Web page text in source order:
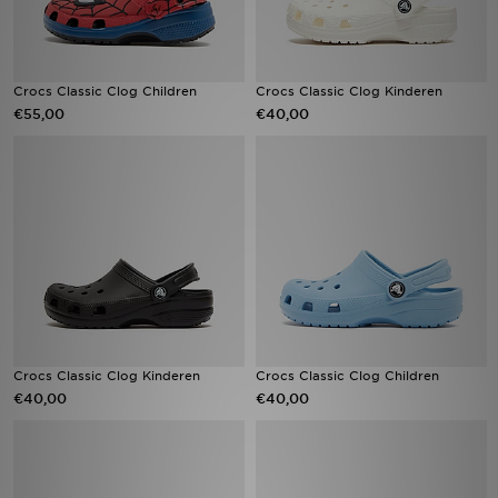
Crocs Classic Clog Children
€55,00
Crocs Classic Clog Kinderen
€40,00
Crocs Classic Clog Kinderen
€40,00
Crocs Classic Clog Children
€40,00
Klantenservice
Wie wij zijn